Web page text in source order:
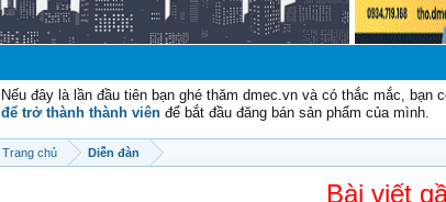
Nếu đây là lần đầu tiên bạn ghé thăm dmec.vn và có thắc mắc, bạn
để trở thành thành viên để bắt đầu đăng bán sản phẩm của mình.
Trang chủ Diễn đàn
Bài viết